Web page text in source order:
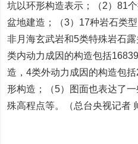
坑以环形构造表示；（2）81
盆地建造；（3）17种岩石类
非月海玄武岩和5类特殊岩石
类内动力成因的构造包括
造，4类外动力成因的构造包
形构造；（5）图面也表达了
殊高程点等。（总台央视记者